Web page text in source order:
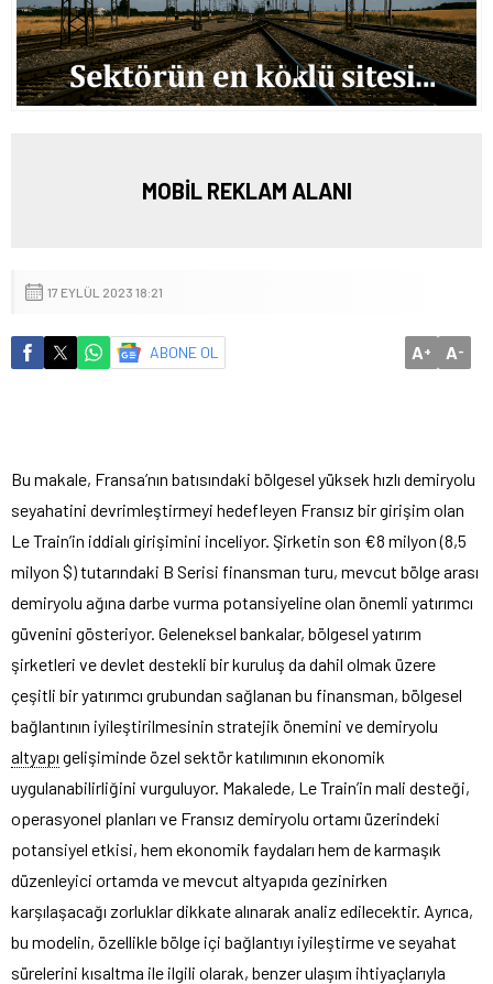
MOBİL REKLAM ALANI
17 EYLÜL 2023 18:21
ABONE OL A+ A-
Bu makale, Fransa’nın batısındaki bölgesel yüksek hızlı demiryolu
seyahatini devrimleştirmeyi hedefleyen Fransız bir girişim olan
Le Train’in iddialı girişimini inceliyor. Şirketin son €8 milyon (8,5
milyon $) tutarındaki B Serisi finansman turu, mevcut bölge arası
demiryolu ağına darbe vurma potansiyeline olan önemli yatırımcı
güvenini gösteriyor. Geleneksel bankalar, bölgesel yatırım
şirketleri ve devlet destekli bir kuruluş da dahil olmak üzere
çeşitli bir yatırımcı grubundan sağlanan bu finansman, bölgesel
bağlantının iyileştirilmesinin stratejik önemini ve demiryolu
altyapı gelişiminde özel sektör katılımının ekonomik
uygulanabilirliğini vurguluyor. Makalede, Le Train’in mali desteği,
operasyonel planları ve Fransız demiryolu ortamı üzerindeki
potansiyel etkisi, hem ekonomik faydaları hem de karmaşık
düzenleyici ortamda ve mevcut altyapıda gezinirken
karşılaşacağı zorluklar dikkate alınarak analiz edilecektir. Ayrıca,
bu modelin, özellikle bölge içi bağlantıyı iyileştirme ve seyahat
sürelerini kısaltma ile ilgili olarak, benzer ulaşım ihtiyaçlarıyla